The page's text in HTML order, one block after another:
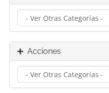
Acciones